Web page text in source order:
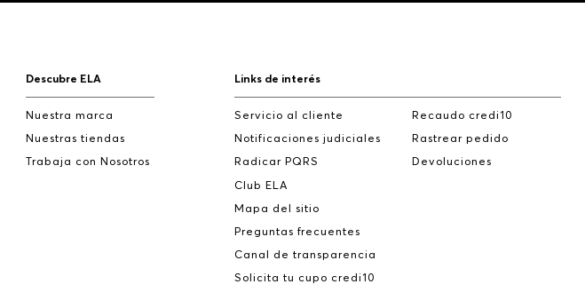
Descubre ELA
Nuestra marca
Nuestras tiendas
Trabaja con Nosotros
Links de interés
Servicio al cliente
Notificaciones judiciales
Radicar PQRS
Club ELA
Mapa del sitio
Preguntas frecuentes
Canal de transparencia
Solicita tu cupo credi10
Recaudo credi10
Rastrear pedido
Devoluciones